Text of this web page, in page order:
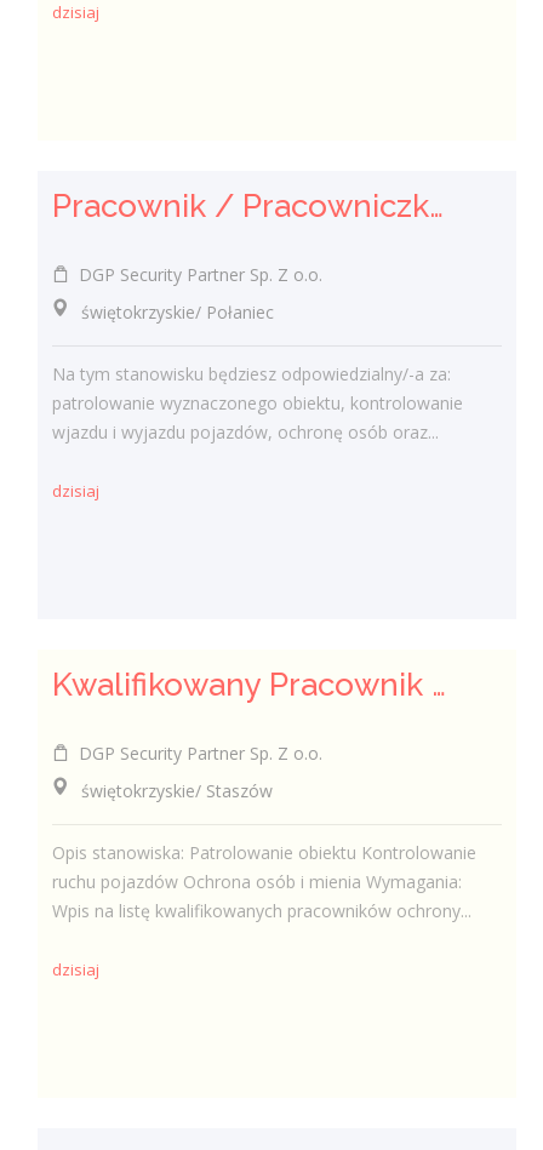
dzisiaj
Pracownik / Pracowniczka Ochrony z Pozwoleniem na Broń
DGP Security Partner Sp. Z o.o.
świętokrzyskie/ Połaniec
Na tym stanowisku będziesz odpowiedzialny/-a za:
patrolowanie wyznaczonego obiektu, kontrolowanie
wjazdu i wyjazdu pojazdów, ochronę osób oraz...
dzisiaj
Kwalifikowany Pracownik Ochrony z Pozwoleniem na Broń (K/M)
DGP Security Partner Sp. Z o.o.
świętokrzyskie/ Staszów
Opis stanowiska: Patrolowanie obiektu Kontrolowanie
ruchu pojazdów Ochrona osób i mienia Wymagania:
Wpis na listę kwalifikowanych pracowników ochrony...
dzisiaj